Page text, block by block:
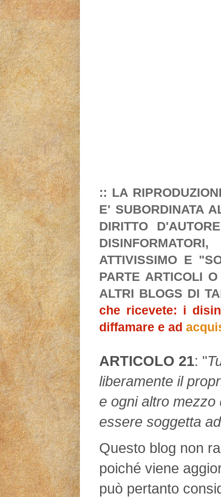
:: LA
E' SUBORDINATA
DIRITTO
ATTIVISSIMO E
PARTE ARTICOLI
ALTRI BLOGS DI
che ricevete: i
diffamare e ad
ARTICOLO 21: "
liberamente il
e ogni altro
essere soggetta
Questo blog non
poiché viene
può pertanto